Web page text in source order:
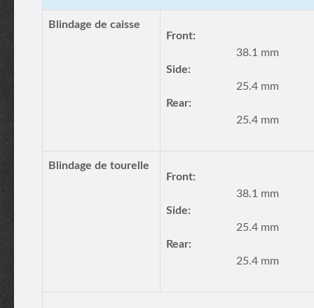
Blindage de caisse
Front:
38.1 mm
Side:
25.4 mm
Rear:
25.4 mm
Blindage de tourelle
Front:
38.1 mm
Side:
25.4 mm
Rear:
25.4 mm